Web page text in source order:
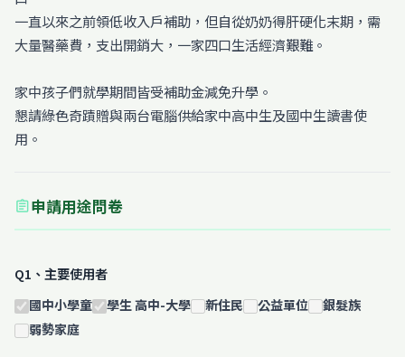
一直以來之前領低收入戶補助，但自從奶奶得肝硬化末期，需
大量醫藥費，支出開銷大，一家四口生活經濟艱難。
家中孩子們就學期間皆受補助金減免升學。
懇請綠色奇蹟贈與兩台電腦供給家中高中生及國中生讀書使
用。
assignment申請用途問卷
Q1、主要使用者
國中小學童 學生 高中-大學 新住民 公益單位
銀髮族
弱勢家庭